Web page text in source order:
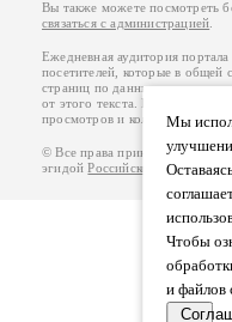
Мы
Чтобы
и файлов
Вы также можете посмотреть
связаться с администрацией
Ежедневная аудитория
посетителей, которые в общей
страниц по данным счетчика
от этого текста. В каждой
просмотров и количество
© Все права принадлежат
эгидойРоссийского союза